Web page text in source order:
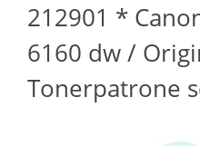
212901 *
6160 dw /
Tonerpatrone